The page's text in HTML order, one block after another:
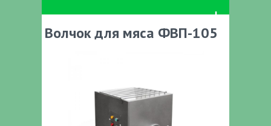
Волчок для мяса ФВП-105